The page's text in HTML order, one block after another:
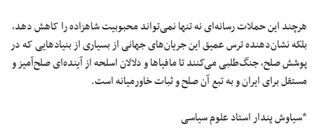
هرچند این حملات رسانه‌ای نه تنها نمی‌تواند محبوبیت شاهزاده را کاهش دهد،
بلکه نشان‌دهنده ترس عمیق این جریان‌های جهانی از بسیاری از بنیادهایی که در
پوشش صلح، جنگ‌طلبی می‌کنند تا مافیاها و دلالان اسلحه از آینده‌ای صلح‌آمیز و
مستقل برای ایران و به تبع آن صلح و ثبات خاورمیانه است.
*سیاوش پندار استاد علوم سیاسی